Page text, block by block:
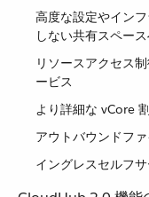
高度な設定やイン
しない共有スペー
リソースアクセス
ービス
より詳細な vCore
アウトバウンドフ
イングレスセルフ